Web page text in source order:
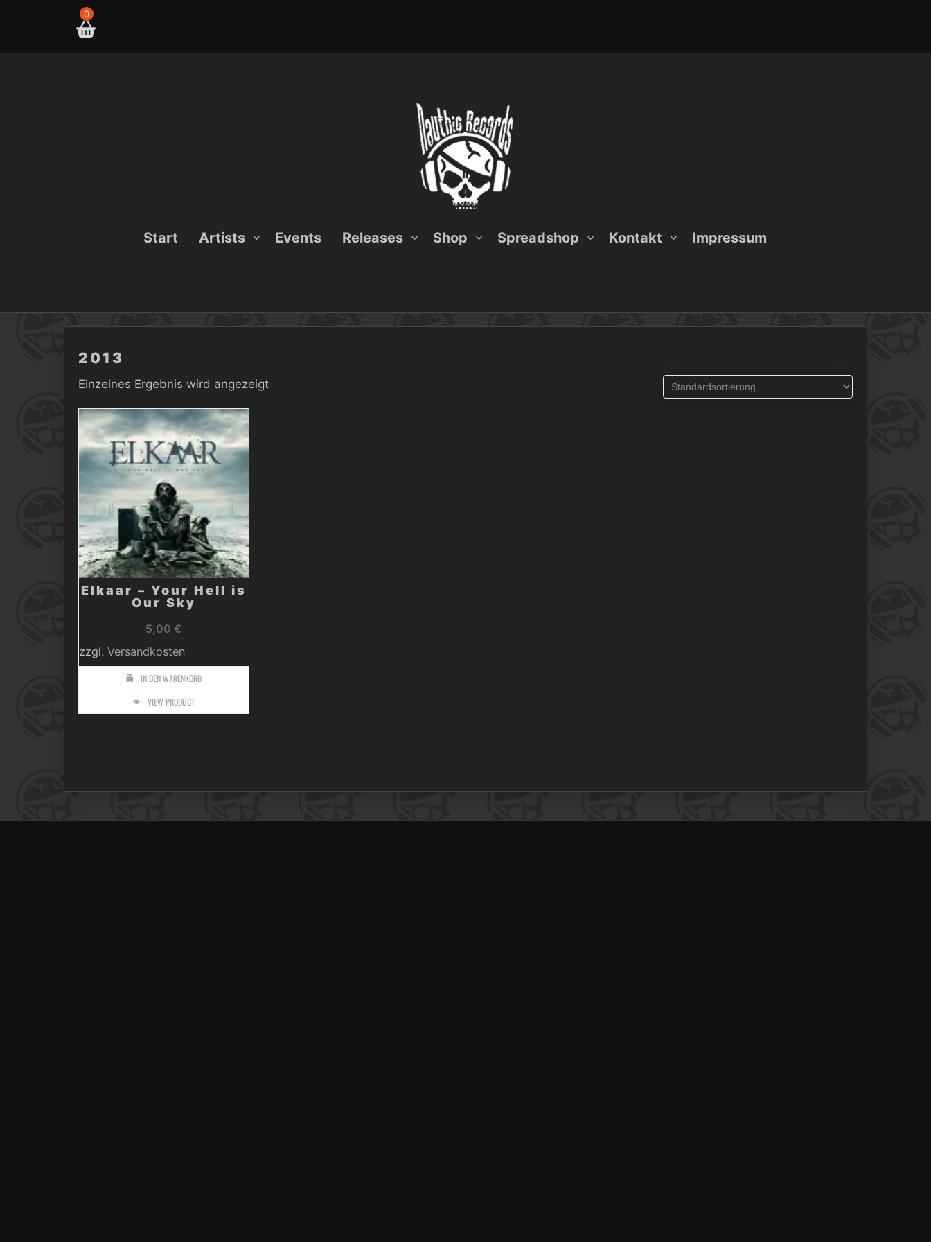
0
Start Artists Events Releases Shop Spreadshop Kontakt Impressum
2013
Einzelnes Ergebnis wird angezeigt
Elkaar – Your Hell is
Our Sky
5,00€
zzgl. Versandkosten
IN DEN WARENKORB
VIEW PRODUCT